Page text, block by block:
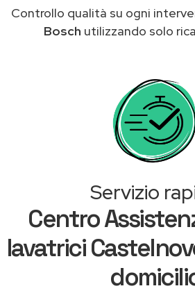
Controllo qualità su ogni
Bosch utilizzando solo
Servizio
Centro
lavatrici